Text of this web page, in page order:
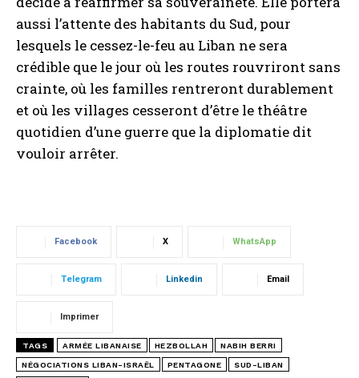
aussi l’attente des habitants du Sud, pour
lesquels le cessez-le-feu au Liban ne sera
crédible que le jour où les routes rouvriront sans
crainte, où les familles rentreront durablement
et où les villages cesseront d’être le théâtre
quotidien d’une guerre que la diplomatie dit
vouloir arrêter.
Facebook X WhatsApp
Telegram Linkedin Email
Imprimer
TAGS ARMÉE LIBANAISE HEZBOLLAH NABIH BERRI
NÉGOCIATIONS LIBAN-ISRAËL PENTAGONE SUD-LIBAN